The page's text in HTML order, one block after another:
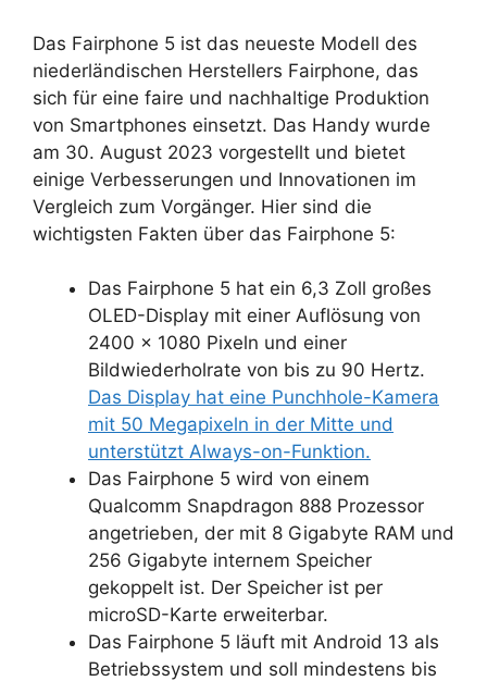
Das Fairphone 5 ist das neueste Modell des
niederländischen Herstellers Fairphone, das
sich für eine faire und nachhaltige Produktion
von Smartphones einsetzt. Das Handy wurde
am 30. August 2023 vorgestellt und bietet
einige Verbesserungen und Innovationen im
Vergleich zum Vorgänger. Hier sind die
wichtigsten Fakten über das Fairphone 5:
Das Fairphone 5 hat ein 6,3 Zoll großes
OLED-Display mit einer Auflösung von
2400 x 1080 Pixeln und einer
Bildwiederholrate von bis zu 90 Hertz.
Das Display hat eine Punchhole-Kamera
mit 50 Megapixeln in der Mitte und
unterstützt Always-on-Funktion.
Das Fairphone 5 wird von einem
Qualcomm Snapdragon 888 Prozessor
angetrieben, der mit 8 Gigabyte RAM und
256 Gigabyte internem Speicher
gekoppelt ist. Der Speicher ist per
microSD-Karte erweiterbar.
Das Fairphone 5 läuft mit Android 13 als
Betriebssystem und soll mindestens bis